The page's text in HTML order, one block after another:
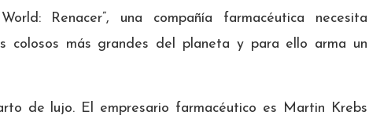
Renacer”, una compañía farmacéutica necesita
colosos más grandes del planeta y para ello arma un
de lujo. El empresario farmacéutico es Martin Krebs